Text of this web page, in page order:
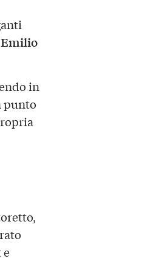
Emilio
in
punto
e